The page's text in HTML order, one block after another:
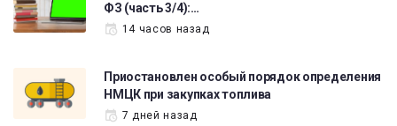
ФЗ (часть 3/4):…
14 часов назад
Приостановлен особый порядок определения
НМЦК при закупках топлива
7 дней назад